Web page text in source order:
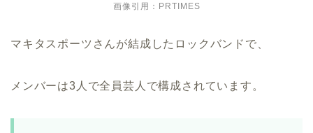
画像引用：PRTIMES
マキタスポーツさんが結成したロックバンドで、
メンバーは3人で全員芸人で構成されています。